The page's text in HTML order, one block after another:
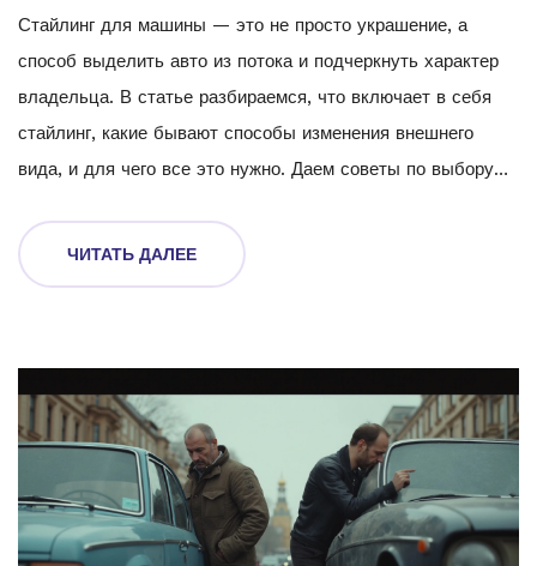
Стайлинг для машины — это не просто украшение, а
способ выделить авто из потока и подчеркнуть характер
владельца. В статье разбираемся, что включает в себя
стайлинг, какие бывают способы изменения внешнего
вида, и для чего все это нужно. Даем советы по выбору
стоит избегать. Делимся интересными фактами о рынке
стайлинга и новых трендах. Читатель узнает, как сделать
ЧИТАТЬ ДАЛЕЕ